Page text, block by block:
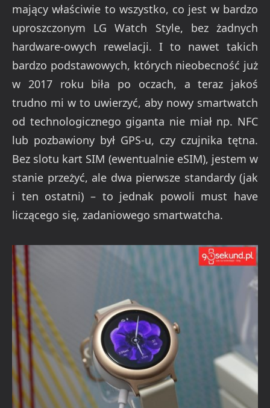
mający właściwie to wszystko, co jest w bardzo
uproszczonym LG Watch Style, bez żadnych
hardware-owych rewelacji. I to nawet takich
bardzo podstawowych, których nieobecność już
w 2017 roku biła po oczach, a teraz jakoś
trudno mi w to uwierzyć, aby nowy smartwatch
od technologicznego giganta nie miał np. NFC
lub pozbawiony był GPS-u, czy czujnika tętna.
Bez slotu kart SIM (ewentualnie eSIM), jestem w
stanie przeżyć, ale dwa pierwsze standardy (jak
i ten ostatni) – to jednak powoli must have
liczącego się, zadaniowego smartwatcha.